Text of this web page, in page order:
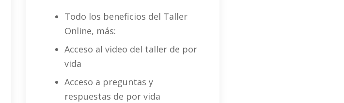
Todo los beneficios del Taller
Online, más:
Acceso al video del taller de por
vida
Acceso a preguntas y
respuestas de por vida